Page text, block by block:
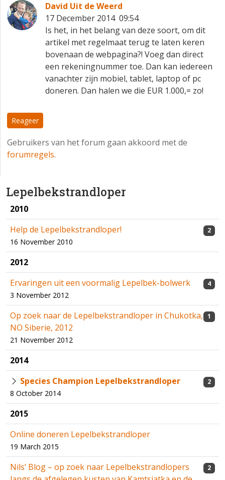
Lepelbekstrandloper
2010
Help de Lepelbekstrandloper!
16 November 2010
2
2012
Ervaringen uit een voormalig Lepelbek-bolwerk
3 November 2012
4
Op zoek naar de Lepelbekstrandloper in Chukotka,
NO Siberie, 2012
21 November 2012
1
2014
Species Champion Lepelbekstrandloper
8 October 2014
2
2015
Online doneren Lepelbekstrandloper
19 March 2015
Nils’ Blog – op zoek naar Lepelbekstrandlopers
2
David Uit de Weerd
17 December 2014 09:54
Is het, in het belang van deze soort, om dit
artikel met regelmaat terug te laten keren
bovenaan de webpagina?! Voeg dan direct
een rekeningnummer toe. Dan kan iedereen
vanachter zijn mobiel, tablet, laptop of pc
doneren. Dan halen we die EUR 1.000,= zo!
Reageer
Gebruikers van het forum gaan akkoord met de
forumregels.